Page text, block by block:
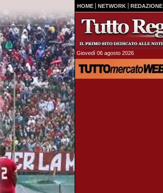
HOME NETWORK REDAZIONE
Giovedì 06 agosto 2026